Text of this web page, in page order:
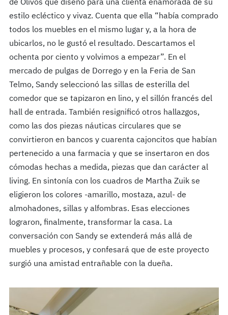
de Olivos que diseñó para una clienta enamorada de su
estilo ecléctico y vivaz. Cuenta que ella “había comprado
todos los muebles en el mismo lugar y, a la hora de
ubicarlos, no le gustó el resultado. Descartamos el
ochenta por ciento y volvimos a empezar”. En el
mercado de pulgas de Dorrego y en la Feria de San
Telmo, Sandy seleccionó las sillas de esterilla del
comedor que se tapizaron en lino, y el sillón francés del
hall de entrada. También resignificó otros hallazgos,
como las dos piezas náuticas circulares que se
convirtieron en bancos y cuarenta cajoncitos que habían
pertenecido a una farmacia y que se insertaron en dos
cómodas hechas a medida, piezas que dan carácter al
living. En sintonía con los cuadros de Martha Zuik se
eligieron los colores -amarillo, mostaza, azul- de
almohadones, sillas y alfombras. Esas elecciones
lograron, finalmente, transformar la casa. La
conversación con Sandy se extenderá más allá de
muebles y procesos, y confesará que de este proyecto
surgió una amistad entrañable con la dueña.